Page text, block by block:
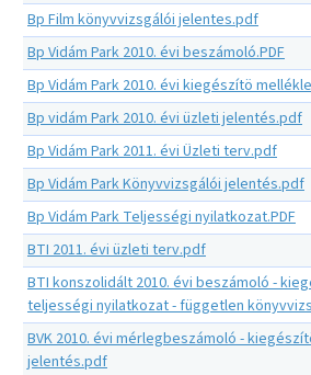
Bp Film könyvvizsgálói jelentes.pdf
Bp Vidám Park 2010. évi beszámoló.PDF
Bp Vidám Park 2010. évi kiegészítö
Bp vidám Park 2010. évi üzleti jelentés.pdf
Bp Vidám Park 2011. évi Üzleti terv.pdf
Bp Vidám Park Könyvvizsgálói jelentés.pdf
Bp Vidám Park Teljességi nyilatkozat.PDF
BTI 2011. évi üzleti terv.pdf
BTI konszolidált 2010. évi beszámoló -
teljességi nyilatkozat - független
BVK 2010. évi mérlegbeszámoló -
jelentés.pdf